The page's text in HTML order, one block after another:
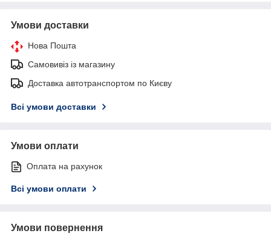
Умови доставки
Нова Пошта
Самовивіз із магазину
Доставка автотранспортом по Києву
Всі умови доставки
Умови оплати
Оплата на рахунок
Всі умови оплати
Умови повернення